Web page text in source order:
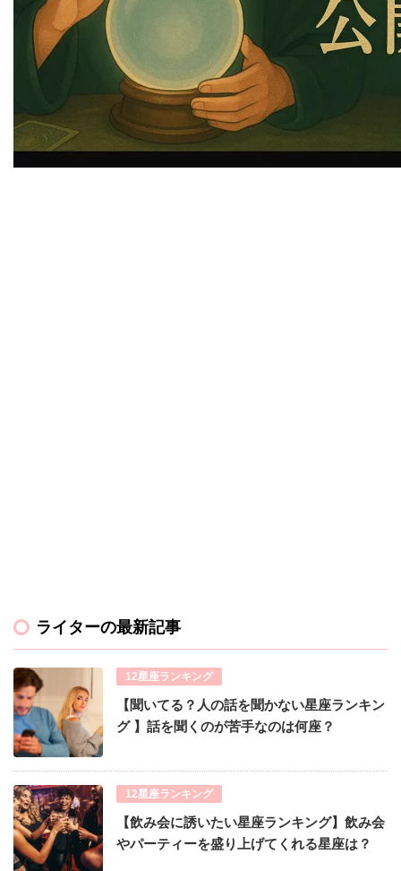
ライターの最新記事
12星座ランキング
【聞いてる？人の話を聞かない星座ランキン
グ 】話を聞くのが苦手なのは何座？
12星座ランキング
【飲み会に誘いたい星座ランキング】飲み会
やパーティーを盛り上げてくれる星座は？